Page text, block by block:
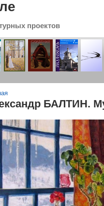
проектов
БАЛТИН.